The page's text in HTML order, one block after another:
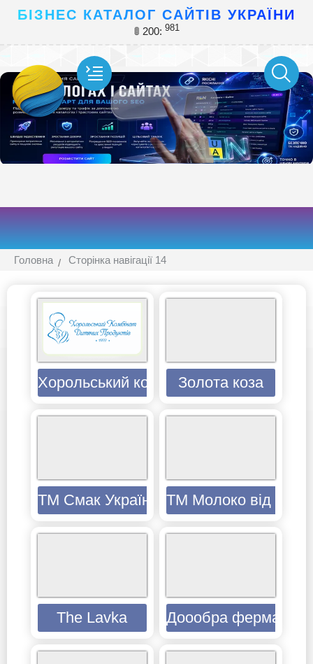
БІЗНЕС КАТАЛОГ САЙТІВ УКРАЇНИ
🚦 200: 981
Головна Сторінка навігації 14
Хорольський комбінат дитячих
Золота коза
ТМ Смак Українських Карпат
ТМ Молоко від
The Lavka Доообра ферма